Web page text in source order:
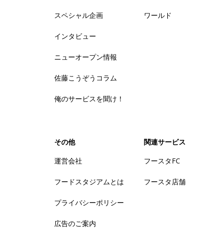
スペシャル企画
インタビュー
ニューオープン情報
佐藤こうぞうコラム
俺のサービスを聞け！
ワールド
その他
運営会社
フードスタジアムとは
プライバシーポリシー
広告のご案内
関連サービス
フースタFC
フースタ店舗